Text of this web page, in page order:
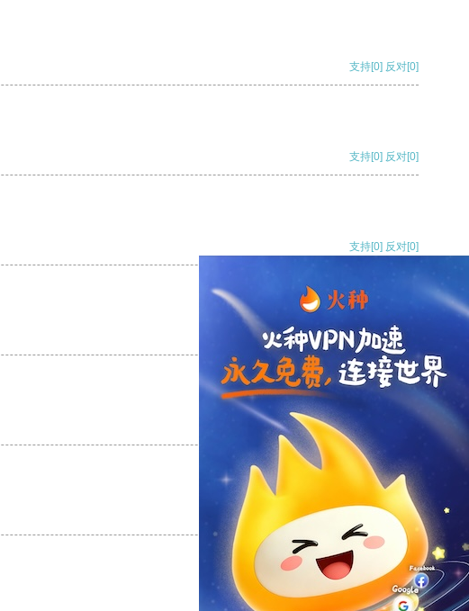
支持[0] 反对[0]
支持[0] 反对[0]
支持[0] 反对[0]
支持[0] 反对
支持
反对 [0]
支持[0] 反对[0]